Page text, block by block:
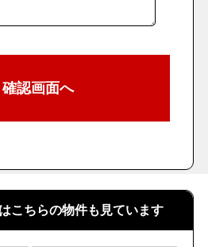
こちらの物件も見ています